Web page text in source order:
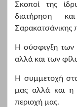
Σκοποί της
διατήρηση
Σαρακατσάνικης
Η σύσφιγξη των
αλλά και των
Η συμμετοχή
μας αλλά και η
περιοχή μας.